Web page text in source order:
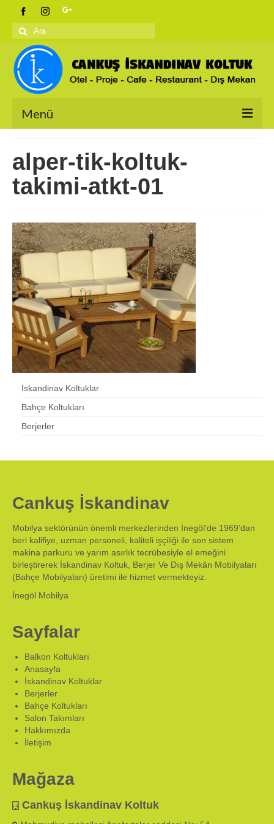
Şunu
ara:
Menü
Ürünlerimiz
İskandinav Koltuklar
Berjerler
Salon Takımları
Bahçe Koltukları
Balkon Koltukları
Hakkımızda
İletişim
alper-tik-koltuk-
takimi-atkt-01
İskandinav Koltuklar
Bahçe Koltukları
Berjerler
Cankuş İskandinav
Mobilya sektörünün önemli merkezlerinden İnegöl’de 1969’dan
beri kalifiye, uzman personeli, kaliteli işçiliği ile son sistem
makina parkuru ve yarım asırlık tecrübesiyle el emeğini
birleştirerek İskandinav Koltuk, Berjer Ve Dış Mekân Mobilyaları
(Bahçe Mobilyaları) üretimi ile hizmet vermekteyiz.
İnegöl Mobilya
Sayfalar
Balkon Koltukları
Anasayfa
İskandinav Koltuklar
Berjerler
Bahçe Koltukları
Salon Takımları
Hakkımızda
İletişim
Mağaza
Cankuş İskandinav Koltuk